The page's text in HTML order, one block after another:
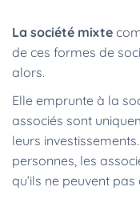
La société mixte
de ces formes de
alors.
Elle emprunte à la
associés sont
leurs
personnes, les
qu’ils ne peuvent